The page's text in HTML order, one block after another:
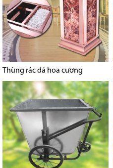
Thùng rác đá hoa cương